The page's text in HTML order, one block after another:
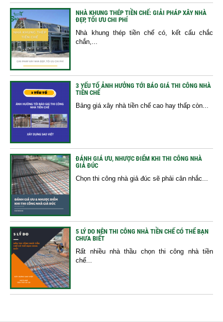
NHÀ KHUNG THÉP TIỀN CHẾ: GIẢI PHÁP XÂY NHÀ
ĐẸP, TỐI ƯU CHI PHÍ
Nhà khung thép tiền chế có, kết cấu chắc
chắn,...
3 YẾU TỐ ẢNH HƯỞNG TỚI BÁO GIÁ THI CÔNG NHÀ
TIỀN CHẾ
Bảng giá xây nhà tiền chế cao hay thấp còn...
ĐÁNH GIÁ ƯU, NHƯỢC ĐIỂM KHI THI CÔNG NHÀ
GIẢ ĐÚC
Chọn thi công nhà giả đúc sẽ phải cân nhắc...
5 LÝ DO NÊN THI CÔNG NHÀ TIỀN CHẾ CÓ THỂ BẠN
CHƯA BIẾT
Rất nhiều nhà thầu chọn thi công nhà tiền
chế...